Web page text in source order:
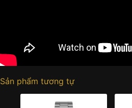
Sản phẩm tương tự